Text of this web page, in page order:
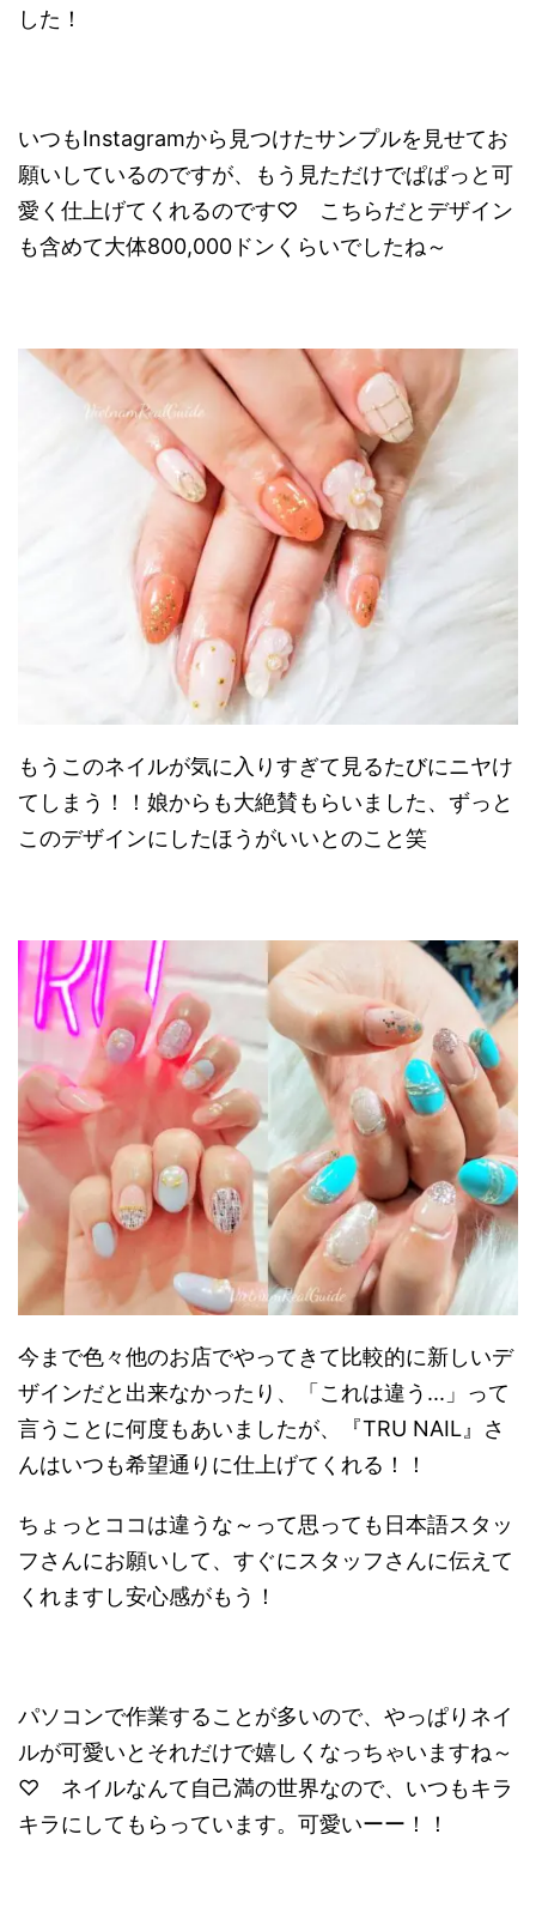
した！
いつもInstagramから見つけたサンプルを見せてお
願いしているのですが、もう見ただけでぱぱっと可
愛く仕上げてくれるのです♡ こちらだとデザイン
も含めて大体800,000ドンくらいでしたね～
もうこのネイルが気に入りすぎて見るたびにニヤけ
てしまう！！娘からも大絶賛もらいました、ずっと
このデザインにしたほうがいいとのこと笑
今まで色々他のお店でやってきて比較的に新しいデ
ザインだと出来なかったり、「これは違う...」って
言うことに何度もあいましたが、『TRU NAIL』さ
んはいつも希望通りに仕上げてくれる！！
ちょっとココは違うな～って思っても日本語スタッ
フさんにお願いして、すぐにスタッフさんに伝えて
くれますし安心感がもう！
パソコンで作業することが多いので、やっぱりネイ
ルが可愛いとそれだけで嬉しくなっちゃいますね～
♡ ネイルなんて自己満の世界なので、いつもキラ
キラにしてもらっています。可愛いーー！！